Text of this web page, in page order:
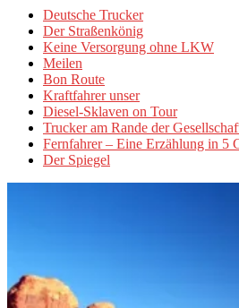
Deutsche Trucker
Der Straßenkönig
Keine Versorgung ohne LKW
Meilen
Bon Route
Kraftfahrer unser
Diesel-Sklaven on Tour
Trucker am Rande der
Fernfahrer – Eine Erzählung in 5
Der Spiegel